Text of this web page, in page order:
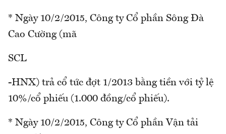
* Ngày 10/2/2015, Công ty Cổ phần Sông Đà
Cao Cường (mã
SCL
-HNX) trả cổ tức đợt 1/2013 bằng tiền với tỷ lệ
10%/cổ phiếu (1.000 đồng/cổ phiếu).
* Ngày 10/2/2015, Công ty Cổ phần Vận tải